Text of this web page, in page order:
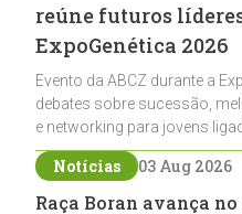
reúne futuros
ExpoGenética 2026
Evento da ABCZ durante a
debates sobre sucessão,
e networking para jovens
Notícias 03 Aug 2026
Raça Boran avança